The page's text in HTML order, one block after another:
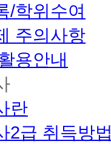
/학위수여
주의사항
용안내
란
2급 취득방법